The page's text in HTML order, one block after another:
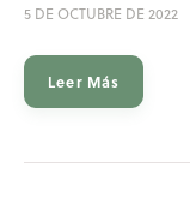
5 DE OCTUBRE DE 2022
Leer Más